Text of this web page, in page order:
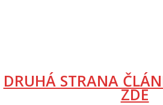
DRUHÁ STRANA
ZDE